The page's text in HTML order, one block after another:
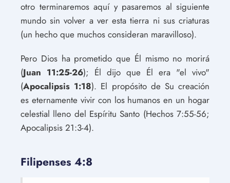
otro terminaremos aquí y pasaremos al siguiente
mundo sin volver a ver esta tierra ni sus criaturas
(un hecho que muchos consideran maravilloso).
Pero Dios ha prometido que Él mismo no morirá
(Juan 11:25-26); Él dijo que Él era "el vivo"
(Apocalipsis 1:18). El propósito de Su creación
es eternamente vivir con los humanos en un hogar
celestial lleno del Espíritu Santo (Hechos 7:55-56;
Apocalipsis 21:3-4).
Filipenses 4:8